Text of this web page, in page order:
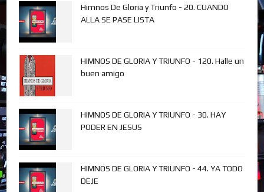
Himnos De Gloria y Triunfo - 20. CUANDO
ALLA SE PASE LISTA
HIMNOS DE GLORIA Y TRIUNFO - 120. Halle un
buen amigo
HIMNOS DE GLORIA Y TRIUNFO - 30. HAY
PODER EN JESUS
HIMNOS DE GLORIA Y TRIUNFO - 44. YA TODO
DEJE